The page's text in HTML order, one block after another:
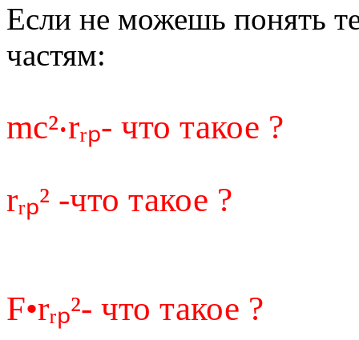
Если не можешь понять
частям:
mc²‧rᵣₚ- что такое ?
rᵣₚ² -что такое ?
F•rᵣₚ²- что такое ?